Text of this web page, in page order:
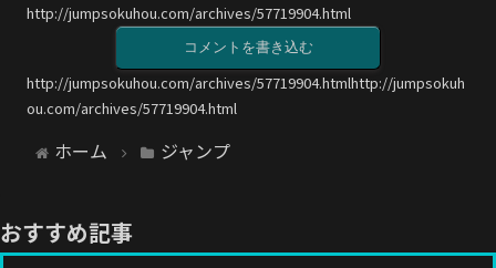
http://jumpsokuhou.com/archives/57719904.html
コメントを書き込む
http://jumpsokuhou.com/archives/57719904.htmlhttp://jumpsokuh
ou.com/archives/57719904.html
ホーム ジャンプ
おすすめ記事